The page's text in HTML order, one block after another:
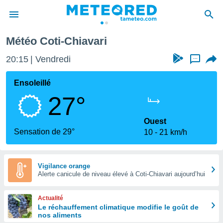
de
Météo Coti-Chiavari
20:15 Vendredi ...
Ensoleillé
27°
Sensation de 29°
Ouest
10
21 km/h
Vigilance orange
Alerte canicule de niveau élevé à Coti-Chiavari aujourd’hui
Actualité
Le réchauffement climatique modifie le goût de
nos aliments